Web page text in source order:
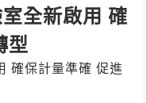
全新啟用 確
型
確保計量準確 促進